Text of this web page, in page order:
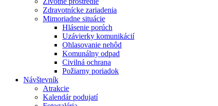
Zdravotnícke zariadenia
Mimoriadne situácie
Hlásenie porúch
Uzávierky komunikácií
Ohlasovanie nehôd
Komunálny odpad
Civilná ochrana
Požiarny poriadok
Návštevník
Atrakcie
Kalendár podujatí